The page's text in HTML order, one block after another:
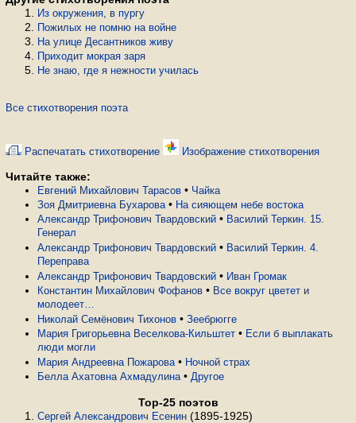
Из окружения, в пургу
Пожилых не помню на войне
На улице Десантников живу
Приходит мокрая заря
Не знаю, где я нежности училась
Все стихотворения поэта
Распечатать стихотворение Изображение стихотворения
Читайте также:
Евгений Михайлович Тарасов • Чайка
Зоя Дмитриевна Бухарова • На сияющем небе востока
Александр Трифонович Твардовский • Василий Теркин. 15.
Генерал
Александр Трифонович Твардовский • Василий Теркин. 4.
Переправа
Александр Трифонович Твардовский • Иван Громак
Константин Михайлович Фофанов • Все вокруг цветет и
молодеет…
Николай Семёнович Тихонов • Зеебрюгге
Мария Григорьевна Веселкова-Кильштет • Если б выплакать
люди могли
Мария Андреевна Пожарова • Ночной страх
Белла Ахатовна Ахмадулина • Другое
Top-25 поэтов
Сергей Александрович Есенин (1895-1925)